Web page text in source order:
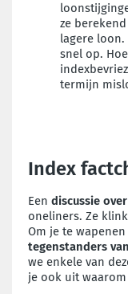
ze
lagere
snel op.
termijn
Index
Een discussie
oneliners. Ze
Om je te
tegenstanders
we enkele van
je ook uit